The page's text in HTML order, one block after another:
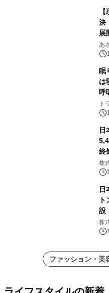
決
展
「
24
あ
眠
は
呼
ト
日
終
需
株
日
設
を
株
ファッション・美